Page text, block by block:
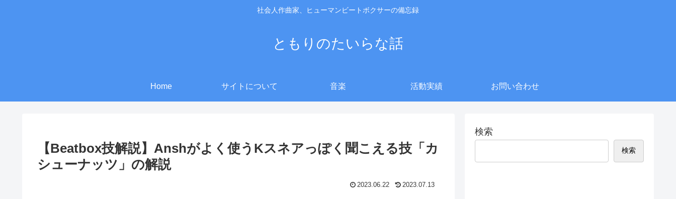
社会人作曲家、ヒューマンビートボクサーの備忘録
ともりのたいらな話
Home サイトについて 音楽 活動実績 お問い合わせ
【Beatbox技解説】Anshがよく使うKスネアっぽく聞こえる技「カ
シューナッツ」の解説
2023.06.22 2023.07.13
検索
検索